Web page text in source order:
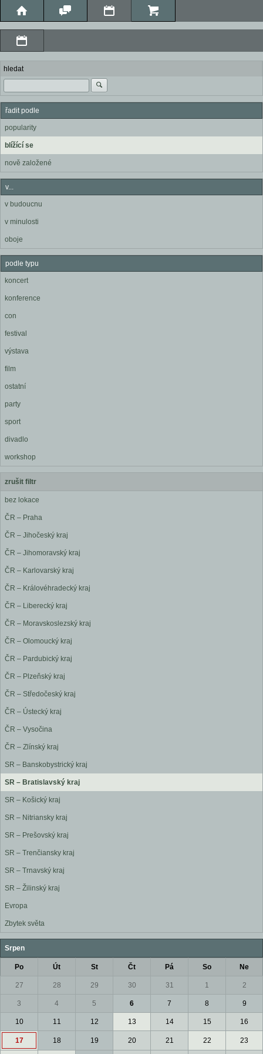
hledat
řadit podle
popularity
blížící se
nově založené
v...
v budoucnu
v minulosti
oboje
podle typu
koncert
konference
con
festival
výstava
film
ostatní
party
sport
divadlo
workshop
zrušit filtr
bez lokace
ČR – Praha
ČR – Jihočeský kraj
ČR – Jihomoravský kraj
ČR – Karlovarský kraj
ČR – Královéhradecký kraj
ČR – Liberecký kraj
ČR – Moravskoslezský kraj
ČR – Olomoucký kraj
ČR – Pardubický kraj
ČR – Plzeňský kraj
ČR – Středočeský kraj
ČR – Ústecký kraj
ČR – Vysočina
ČR – Zlínský kraj
SR – Banskobystrický kraj
SR – Bratislavský kraj
SR – Košický kraj
SR – Nitriansky kraj
SR – Prešovský kraj
SR – Trenčiansky kraj
SR – Trnavský kraj
SR – Žilinský kraj
Evropa
Zbytek světa
Srpen
Po Út St Čt Pá So Ne
27 28 29 30 31 1 2
3 4 5 6 7 8 9
10 11 12 13 14 15 16
17 18 19 20 21 22 23